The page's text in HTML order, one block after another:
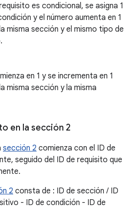
es condicional, se asigna 1
y el número aumenta en 1
misma sección y el mismo tipo de
en 1 y se incrementa en 1
misma sección y la misma
en la sección 2
sección 2 comienza con el ID de
seguido del ID de requisito que
2 consta de : ID de sección / ID
- ID de condición - ID de